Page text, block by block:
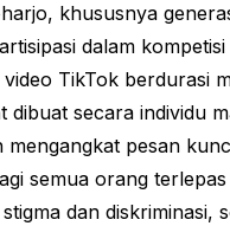
khususnya
dalam
TikTok berdurasi
dibuat secara individu
mengangkat pesan
semua orang
dan diskriminasi,